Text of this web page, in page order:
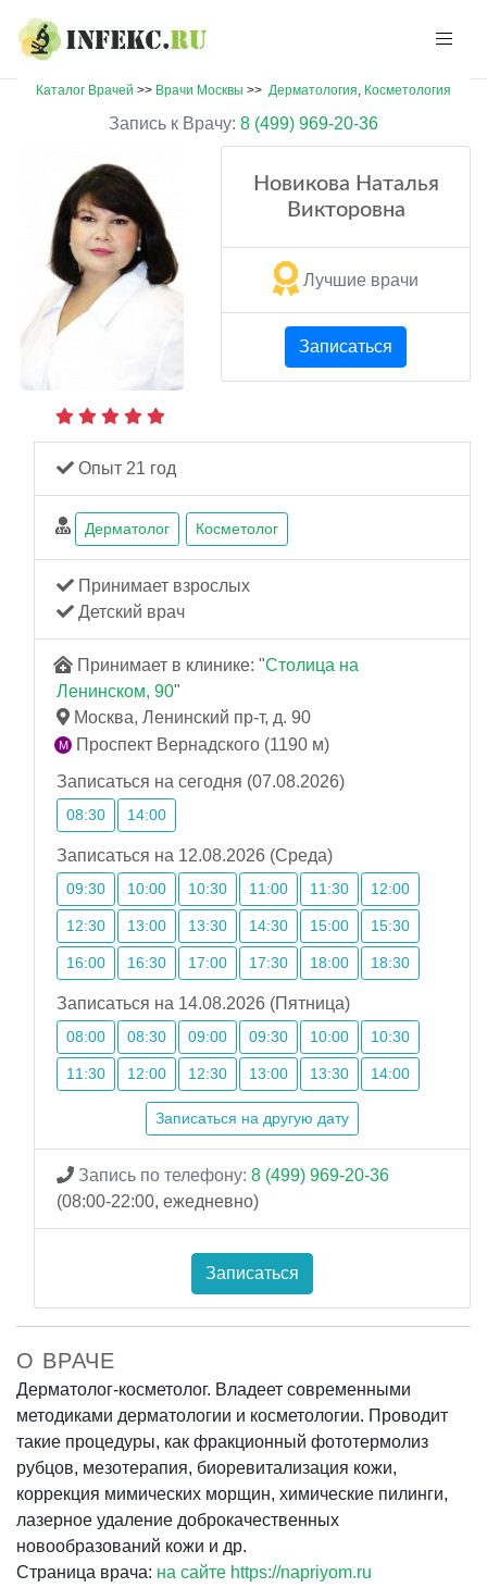
Каталог Врачей >> Врачи Москвы >> Дерматология, Косметология
Запись к Врачу: 8 (499) 969-20-36
Новикова Наталья
Викторовна
Лучшие врачи
Записаться
Опыт 21 год
Дерматолог Косметолог
Принимает взрослых
Детский врач
Принимает в клинике: "Столица на
Ленинском, 90"
Москва, Ленинский пр-т, д. 90
Проспект Вернадского (1190 м)
Записаться на сегодня (07.08.2026)
08:30 14:00
Записаться на 12.08.2026 (Среда)
09:30 10:00 10:30 11:00 11:30 12:00
12:30 13:00 13:30 14:30 15:00 15:30
16:00 16:30 17:00 17:30 18:00 18:30
Записаться на 14.08.2026 (Пятница)
08:00 08:30 09:00 09:30 10:00 10:30
11:30 12:00 12:30 13:00 13:30 14:00
Записаться на другую дату
Запись по телефону: 8 (499) 969-20-36
(08:00-22:00, ежедневно)
Записаться
О ВРАЧЕ
Дерматолог-косметолог. Владеет современными
методиками дерматологии и косметологии. Проводит
такие процедуры, как фракционный фототермолиз
рубцов, мезотерапия, биоревитализация кожи,
коррекция мимических морщин, химические пилинги,
лазерное удаление доброкачественных
новообразований кожи и др.
Страница врача: на сайте https://napriyom.ru